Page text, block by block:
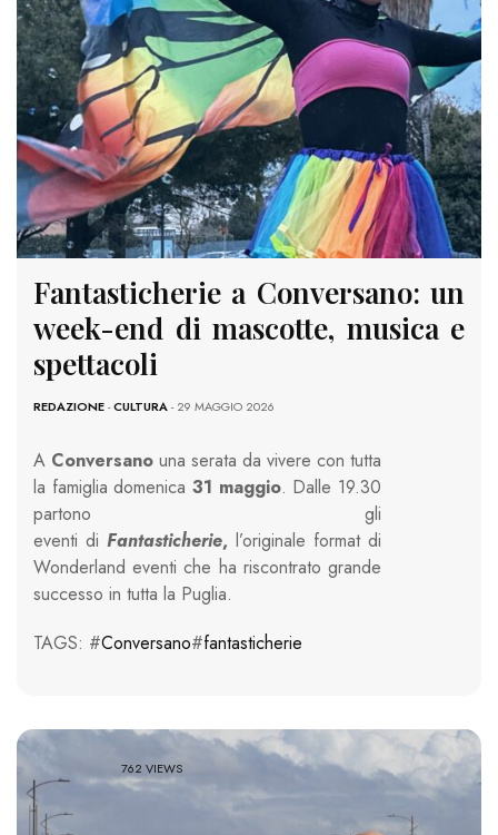
Fantasticherie a Conversano: un
week-end di mascotte, musica e
spettacoli
REDAZIONE-CULTURA- 29 MAGGIO 2026
A Conversano una serata da vivere con tutta
la famiglia domenica 31 maggio. Dalle 19.30
partono gli
eventi di Fantasticherie, l’originale format di
Wonderland eventi che ha riscontrato grande
successo in tutta la Puglia.
TAGS: #Conversano#fantasticherie
762 VIEWS